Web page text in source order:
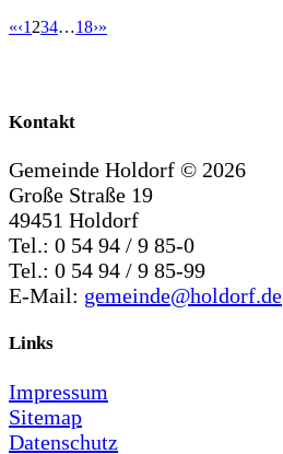
«‹1 234…18›»
Kontakt
Gemeinde Holdorf © 2026
Große Straße 19
49451 Holdorf
Tel.: 0 54 94 / 9 85-0
Tel.: 0 54 94 / 9 85-99
E-Mail: gemeinde@holdorf.de
Links
Impressum
Sitemap
Datenschutz